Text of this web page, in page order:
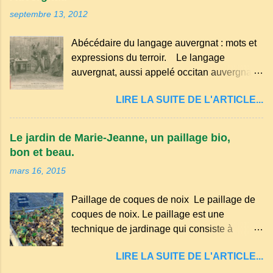
septembre 13, 2012
Abécédaire du langage auvergnat : mots et
expressions du terroir. Le langage
auvergnat, aussi appelé occitan auvergnat ,
principalement en Auvergne et dans
certaines parties du Massif central . Il
appartient à la famille des langues romanes
et est classé parmi les dialectes du nord-
Par exemple, on trouve des mots typiques
comme "agourer" (s'accroupir) ou "aze"
(âne, utilisé aussi pour désigner quelqu'un
Auvergne particulièrement du Puy-de-
LIRE LA SUITE DE L'ARTICLE...
Le jardin de Marie-Jeanne, un paillage bio,
bon et beau.
mars 16, 2015
Paillage de coques de noix Le paillage de
coques de noix. Le paillage est une
technique de jardinage qui consiste à
organiques, minéraux ou synthétiques pour
LIRE LA SUITE DE L'ARTICLE...